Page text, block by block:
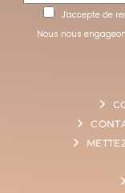
J'accepte de
Nous nous